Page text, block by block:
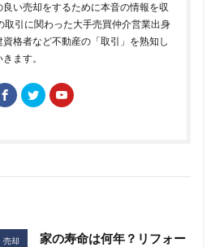
い売却をするために本音の情報を収
取引に関わった大手売買仲介営業出身
格者など不動産の「取引」を熟知し
ます。
売却
家の寿命は何年？リフォー